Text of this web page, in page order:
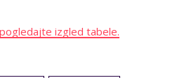
izgled tabele.